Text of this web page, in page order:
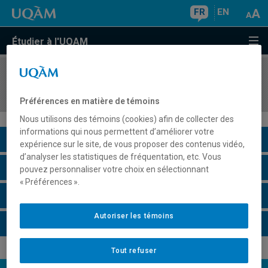
FR EN
Étudier à l'UQAM
COURS//
Description du cours
Horaire - Été 2026
Préférences en matière de témoins
Nous utilisons des témoins (cookies) afin de collecter des
informations qui nous permettent d’améliorer votre
expérience sur le site, de vous proposer des contenus vidéo,
d’analyser les statistiques de fréquentation, etc. Vous
pouvez personnaliser votre choix en sélectionnant
« Préférences ».
Tout refuser
Autoriser les témoins